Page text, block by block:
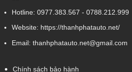
Hotline: 0977.383.567 - 0788.212.999
Website: https://thanhphatauto.net/
Email: thanhphatauto.net@gmail.com
Chính sách bảo hành